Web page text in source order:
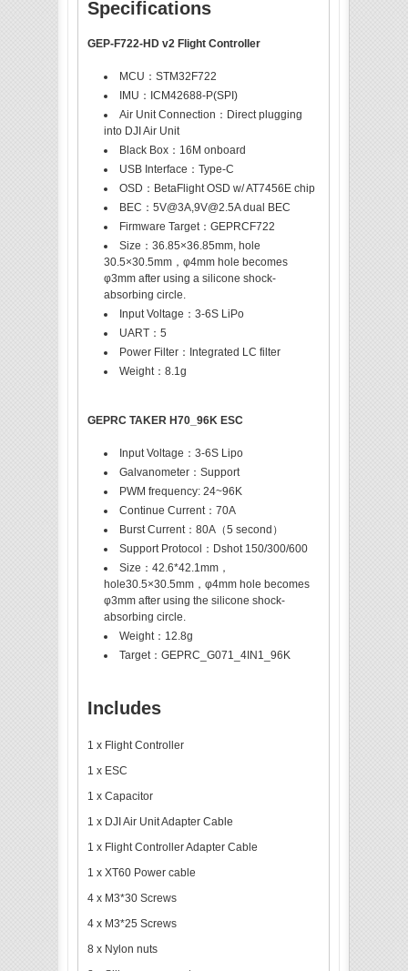
Specifications
GEP-F722-HD v2 F light Controller
MCU：STM32F722
IMU：ICM42688-P(SPI)
Air Unit Connection：Direct plugging
into DJI Air Unit
Black Box：16M onboard
USB Interface：Type-C
OSD：BetaFlight OSD w/ AT7456E chip
BEC：5V@3A,9V@2.5A dual BEC
Firmware Target：GEPRCF722
Size：36.85×36.85mm, hole
30.5×30.5mm，φ4mm hole becomes
φ3mm after using a silicone shock-
absorbing circle.
Input Voltage：3-6S LiPo
UART：5
Power Filter：Integrated LC filter
Weight：8.1g
GEPRC TAKER H70_96K ESC
Input Voltage：3-6S Lipo
Galvanometer：Support
PWM frequency: 24~96K
Continue Current：70A
Burst Current：80A（5 second）
Support Protocol：Dshot 150/300/600
Size：42.6*42.1mm，
hole30.5×30.5mm，φ4mm hole becomes
φ3mm after using the silicone shock-
absorbing circle.
Weight：12.8g
Target：GEPRC_G071_4IN1_96K
Includes
1 x Flight Controller
1 x ESC
1 x Capacitor
1 x DJI Air Unit Adapter Cable
1 x Flight Controller Adapter Cable
1 x XT60 Power cable
4 x M3*30 Screws
4 x M3*25 Screws
8 x Nylon nuts